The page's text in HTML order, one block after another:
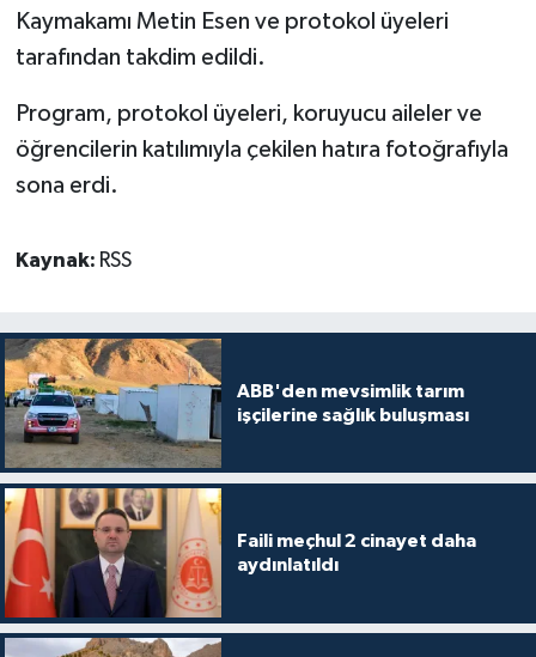
Kaymakamı Metin Esen ve protokol üyeleri
tarafından takdim edildi.
Program, protokol üyeleri, koruyucu aileler ve
öğrencilerin katılımıyla çekilen hatıra fotoğrafıyla
sona erdi.
Kaynak: RSS
ABB'den mevsimlik tarım
işçilerine sağlık buluşması
Faili meçhul 2 cinayet daha
aydınlatıldı